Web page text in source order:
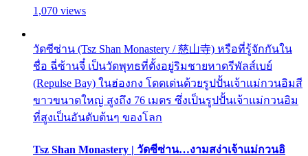
1,070 views
วัดซีซ่าน (Tsz Shan Monastery / 慈山寺) หรือที่รู้จักกันใน
ชื่อ ฉี่ซ้านจี๋ เป็นวัดพุทธที่ตั้งอยู่ริมชายหาดรีพัลส์เบย์
(Repulse Bay) ในฮ่องกง โดดเด่นด้วยรูปปั้นเจ้าแม่กวนอิมสี
ขาวขนาดใหญ่ สูงถึง 76 เมตร ซึ่งเป็นรูปปั้นเจ้าแม่กวนอิม
ที่สูงเป็นอันดับต้นๆ ของโลก
Tsz Shan Monastery | วัดซีซ่าน…งามสง่าเจ้าแม่กวนอิ